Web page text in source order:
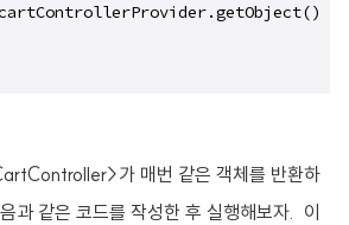
가 매번 같은 객체를 반환하
과 같은 코드를 작성한 후 실행해보자. 이